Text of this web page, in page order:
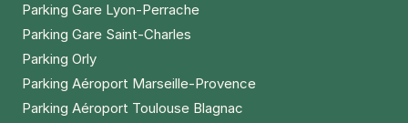
Parking Gare Lyon-Perrache
Parking Gare Saint-Charles
Parking Orly
Parking Aéroport Marseille-Provence
Parking Aéroport Toulouse Blagnac